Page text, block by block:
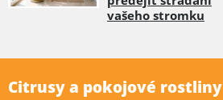
vašeho stromku
Citrusy a pokojové rostliny